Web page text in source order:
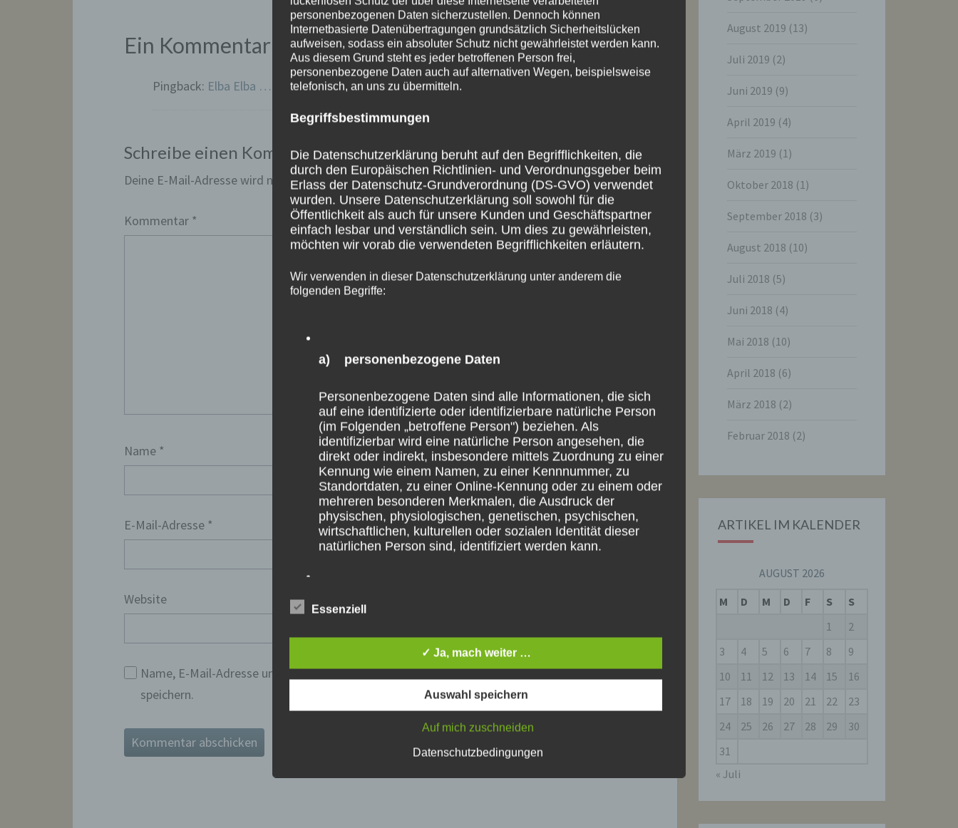
Ein Kommentar zu „Königliche Ruhe“
Pingback: Elba Elba … – Das Busgetier
Schreibe einen Kommentar
Deine E-Mail-Adresse wird nicht veröffentlicht.Erforderliche Felder sind mit*markiert
Kommentar *
Name *
E-Mail-Adresse *
Website
Name, E-Mail-Adresse und Website in diesem Browser für meinen nächsten Kommentar
speichern.
August 2019 (13)
Juli 2019 (2)
Juni 2019 (9)
April 2019 (4)
März 2019 (1)
Oktober 2018 (1)
September 2018 (3)
August 2018 (10)
Juli 2018 (5)
Juni 2018 (4)
Mai 2018 (10)
April 2018 (6)
März 2018 (2)
Februar 2018 (2)
ARTIKEL IM KALENDER
AUGUST 2026
M
D M D F S
S
1
2
3
4 5 6 7 8
9
10
11 12 13 14 15
16
17
18 19 20 21 22
23
24
25 26 27 28 29
30
31
« Juli
personenbezogenen Daten sicherzustellen. Dennoch können
Internetbasierte Datenübertragungen grundsätzlich Sicherheitslücken
aufweisen, sodass ein absoluter Schutz nicht gewährleistet werden kann.
Aus diesem Grund steht es jeder betroffenen Person frei,
personenbezogene Daten auch auf alternativen Wegen, beispielsweise
telefonisch, an uns zu übermitteln.
Begriffsbestimmungen
Die Datenschutzerklärung beruht auf den Begrifflichkeiten, die
durch den Europäischen Richtlinien- und Verordnungsgeber beim
Erlass der Datenschutz-Grundverordnung (DS-GVO) verwendet
wurden. Unsere Datenschutzerklärung soll sowohl für die
Öffentlichkeit als auch für unsere Kunden und Geschäftspartner
einfach lesbar und verständlich sein. Um dies zu gewährleisten,
möchten wir vorab die verwendeten Begrifflichkeiten erläutern.
Wir verwenden in dieser Datenschutzerklärung unter anderem die
folgenden Begriffe:
a) personenbezogene Daten
Personenbezogene Daten sind alle Informationen, die sich
auf eine identifizierte oder identifizierbare natürliche Person
(im Folgenden „betroffene Person") beziehen. Als
identifizierbar wird eine natürliche Person angesehen, die
direkt oder indirekt, insbesondere mittels Zuordnung zu einer
Kennung wie einem Namen, zu einer Kennnummer, zu
Standortdaten, zu einer Online-Kennung oder zu einem oder
mehreren besonderen Merkmalen, die Ausdruck der
physischen, physiologischen, genetischen, psychischen,
wirtschaftlichen, kulturellen oder sozialen Identität dieser
natürlichen Person sind, identifiziert werden kann.
Betroffene Person ist jede identifizierte oder identifizierbare
natürliche Person, deren personenbezogene Daten von dem
für die Verarbeitung Verantwortlichen verarbeitet werden.
Verarbeitung ist jeder mit oder ohne Hilfe automatisierter
Essenziell
✓ Ja, mach weiter …
Auswahl speichern
Auf mich zuschneiden
Datenschutzbedingungen